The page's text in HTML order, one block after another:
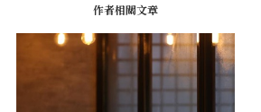
作者相關文章